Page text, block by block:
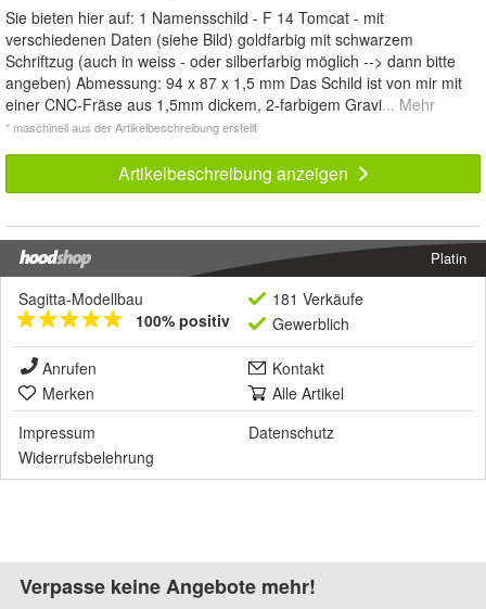
Sie bieten hier auf: 1 Namensschild - F 14 Tomcat - mit
verschiedenen Daten (siehe Bild) goldfarbig mit schwarzem
Schriftzug (auch in weiss - oder silberfarbig möglich --> dann bitte
angeben) Abmessung: 94 x 87 x 1,5 mm Das Schild ist von mir mit
einer CNC-Fräse aus 1,5mm dickem, 2-farbigem Gravi... Mehr
* maschinell aus der Artikelbeschreibung erstellt
Artikelbeschreibung anzeigen
Platin
Sagitta-Modellbau
100% positiv
181 Verkäufe
Gewerblich
Anrufen
Kontakt
Merken
Alle Artikel
Impressum
Datenschutz
Widerrufsbelehrung
Verpasse keine Angebote mehr!